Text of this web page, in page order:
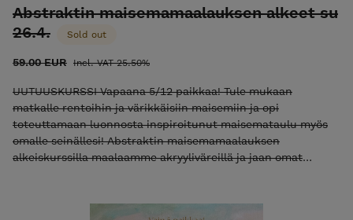
Abstraktin maisemamaalauksen alkeet su
26.4.
Sold out
59.00 EUR Incl. VAT 25.50%
UUTUUSKURSSI Vapaana 5/12 paikkaa! Tule mukaan
matkalle rentoihin ja värikkäisiin maisemiin ja opi
toteuttamaan luonnosta inspiroitunut maisemataulu myös
omalle seinällesi! Abstraktin maisemamaalauksen
alkeiskurssilla maalaamme akryyliväreillä ja jaan omat
maalaamiseen (kuten pilvet, vesi tai etäisyys). Opettelemme